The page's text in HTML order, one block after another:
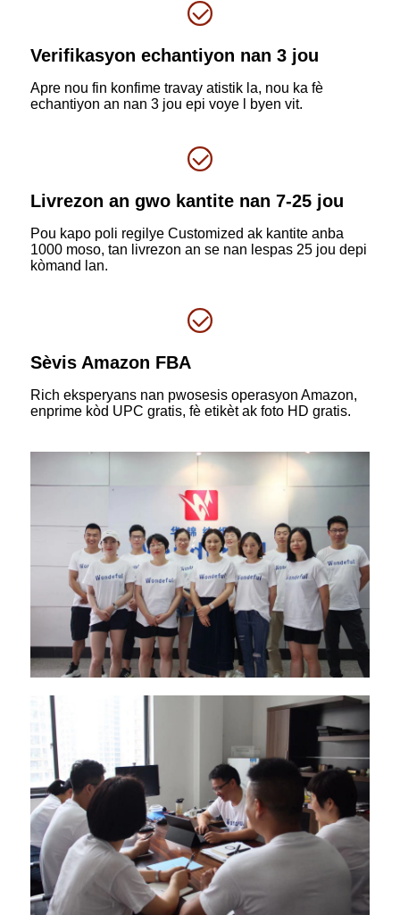
Verifikasyon echantiyon nan 3 jou
Apre nou fin konfime travay atistik la, nou ka fè
echantiyon an nan 3 jou epi voye l byen vit.
Livrezon an gwo kantite nan 7-25 jou
Pou kapo poli regilye Customized ak kantite anba
1000 moso, tan livrezon an se nan lespas 25 jou depi
kòmand lan.
Sèvis Amazon FBA
Rich eksperyans nan pwosesis operasyon Amazon,
enprime kòd UPC gratis, fè etikèt ak foto HD gratis.